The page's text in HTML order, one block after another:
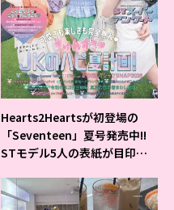
Hearts2Heartsが初登場の
「Seventeen」夏号発売中!!
STモデル5人の表紙が目印だ